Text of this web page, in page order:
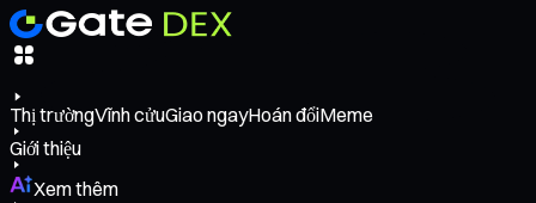
Thị trườngVĩnh cửuGiao ngayHoán đổiMeme
Giới thiệu
Xem thêm